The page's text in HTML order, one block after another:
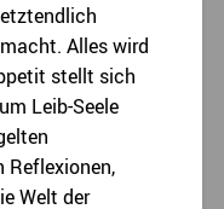
Alles wird
stellt sich
Leib-Seele
Reflexionen,
Welt der